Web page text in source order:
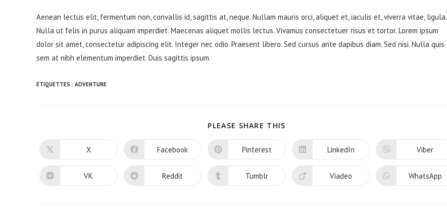
Aenean lectus elit, fermentum non, convallis id, sagittis at, neque. Nullam mauris orci, aliquet et, iaculis et, viverra vitae, ligula.
Nulla ut felis in purus aliquam imperdiet. Maecenas aliquet mollis lectus. Vivamus consectetuer risus et tortor. Lorem ipsum
dolor sit amet, consectetur adipiscing elit. Integer nec odio. Praesent libero. Sed cursus ante dapibus diam. Sed nisi. Nulla quis
sem at nibh elementum imperdiet. Duis sagittis ipsum.
ÉTIQUETTES : ADVENTURE
PLEASE SHARE THIS
CONTENU
Ouvrir
autre
fenêtre
X Ouvrir
autre
fenêtre
Facebook Ouvrir
autre
fenêtre
Pinterest Ouvrir
autre
fenêtre
LinkedIn Ouvrir
autre
fenêtre
Viber
Ouvrir
VK Ouvrir
Reddit Ouvrir
Tumblr Ouvrir
Viadeo Ouvrir
WhatsApp